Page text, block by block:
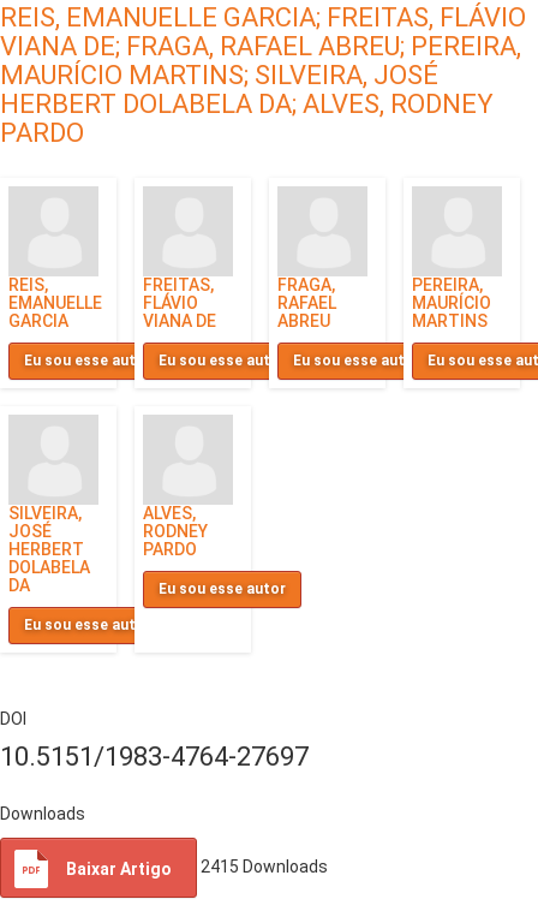
REIS, EMANUELLE GARCIA; FREITAS, FLÁVIO
VIANA DE; FRAGA, RAFAEL ABREU; PEREIRA,
MAURÍCIO MARTINS; SILVEIRA, JOSÉ
HERBERT DOLABELA DA; ALVES, RODNEY
PARDO
REIS,
EMANUELLE
GARCIA
Eu sou esse autor
FREITAS,
FLÁVIO
VIANA DE
Eu sou esse autor
FRAGA,
RAFAEL
ABREU
Eu sou esse autor
PEREIRA,
MAURÍCIO
MARTINS
Eu sou esse
SILVEIRA,
JOSÉ
HERBERT
DOLABELA
DA
Eu sou esse autor
ALVES,
RODNEY
PARDO
Eu sou esse autor
DOI
10.5151/1983-4764-27697
Downloads
Baixar Artigo 2415 Downloads